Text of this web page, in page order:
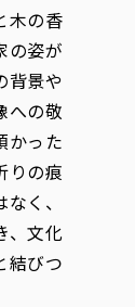
木の香
の姿が
背景や
への敬
かった
りの痕
く、
、文化
結びつ